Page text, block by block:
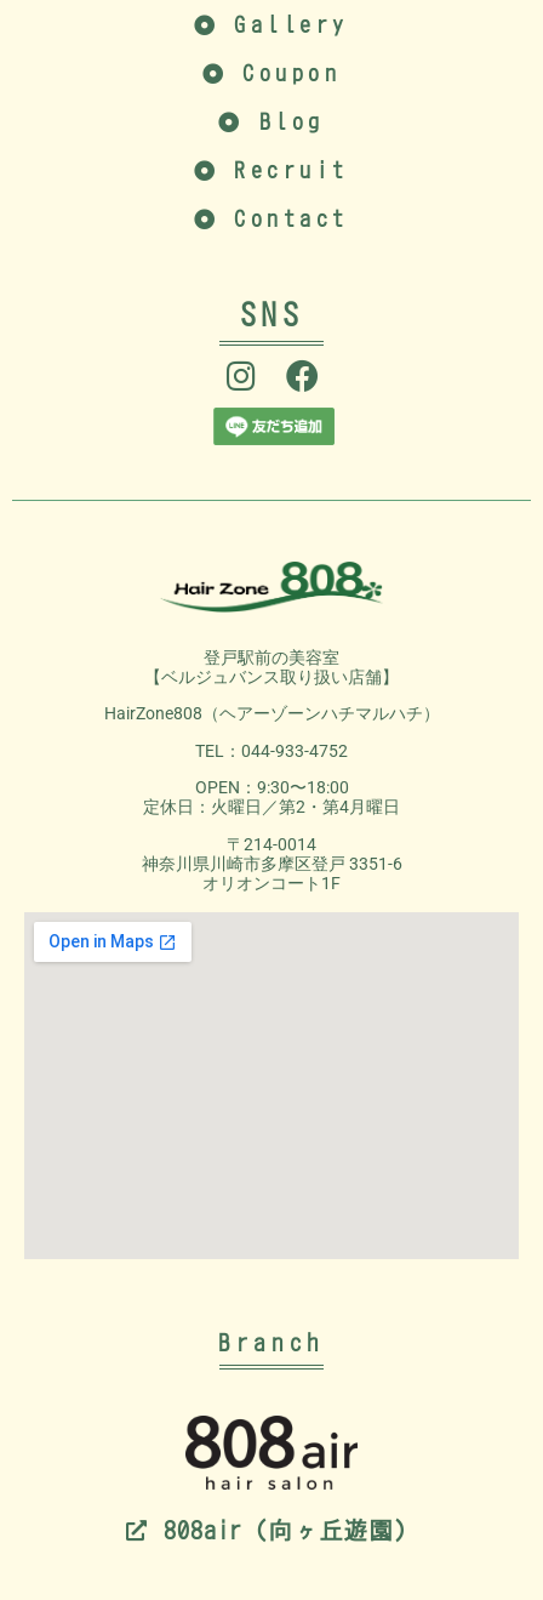
Gallery
Coupon
Blog
Recruit
Contact
SNS
登戸駅前の美容室
【ベルジュバンス取り扱い店舗】
HairZone808（ヘアーゾーンハチマルハチ）
TEL：044-933-4752
OPEN：9:30〜18:00
定休日：火曜日／第2・第4月曜日
〒214-0014
神奈川県川崎市多摩区登戸 3351-6
オリオンコート1F
Branch
808air（向ヶ丘遊園）